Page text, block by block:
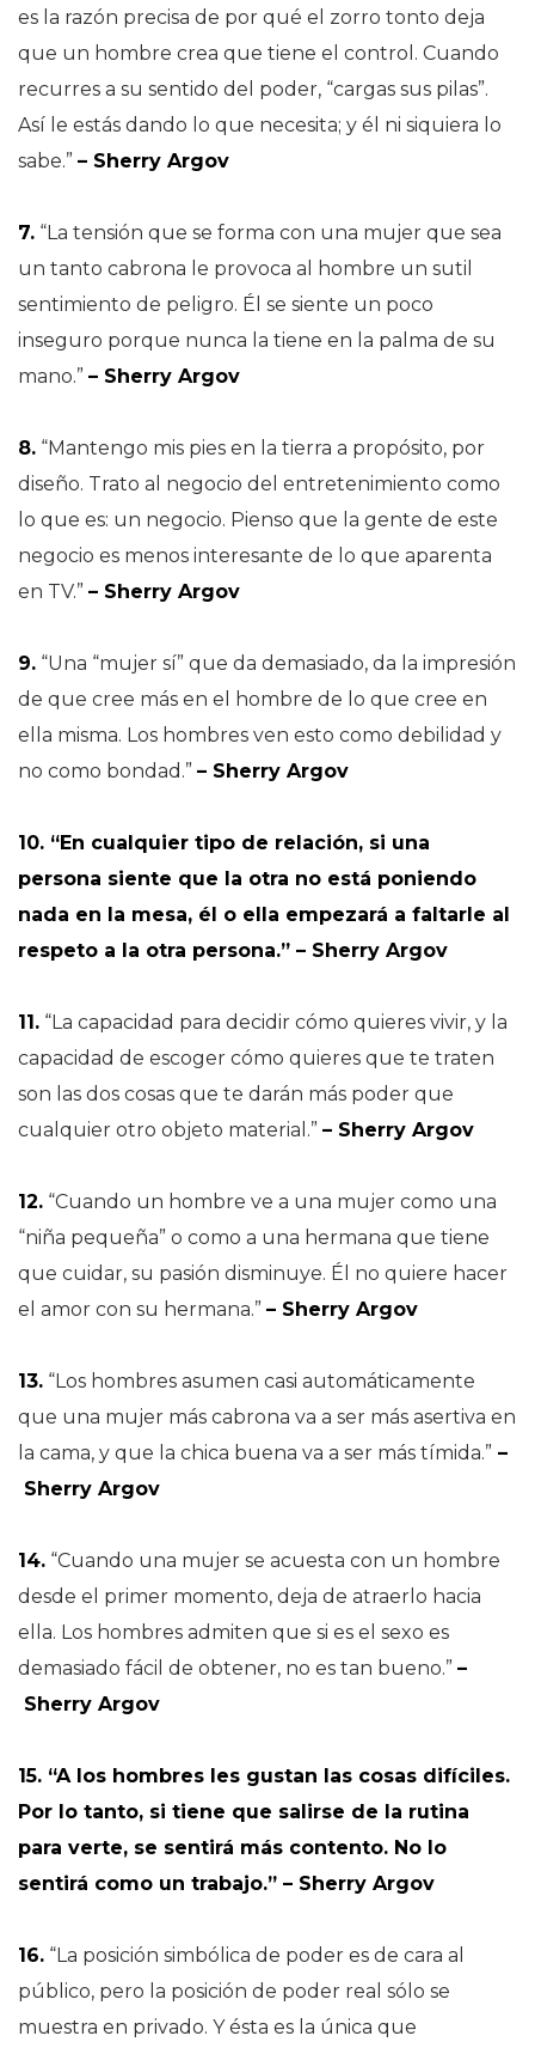
es la razón precisa de por qué el zorro tonto deja
que un hombre crea que tiene el control. Cuando
recurres a su sentido del poder, “cargas sus pilas”.
Así le estás dando lo que necesita; y él ni siquiera lo
sabe.” – Sherry Argov
7. “La tensión que se forma con una mujer que sea
un tanto cabrona le provoca al hombre un sutil
sentimiento de peligro. Él se siente un poco
inseguro porque nunca la tiene en la palma de su
mano.” – Sherry Argov
8. “Mantengo mis pies en la tierra a propósito, por
diseño. Trato al negocio del entretenimiento como
lo que es: un negocio. Pienso que la gente de este
negocio es menos interesante de lo que aparenta
en TV.” – Sherry Argov
9. “Una “mujer sí” que da demasiado, da la impresión
de que cree más en el hombre de lo que cree en
ella misma. Los hombres ven esto como debilidad y
no como bondad.” – Sherry Argov
10. “En cualquier tipo de relación, si una
persona siente que la otra no está poniendo
nada en la mesa, él o ella empezará a faltarle al
respeto a la otra persona.” – Sherry Argov
11. “La capacidad para decidir cómo quieres vivir, y la
capacidad de escoger cómo quieres que te traten
son las dos cosas que te darán más poder que
cualquier otro objeto material.” – Sherry Argov
12. “Cuando un hombre ve a una mujer como una
“niña pequeña” o como a una hermana que tiene
que cuidar, su pasión disminuye. Él no quiere hacer
el amor con su hermana.” – Sherry Argov
13. “Los hombres asumen casi automáticamente
que una mujer más cabrona va a ser más asertiva en
la cama, y que la chica buena va a ser más tímida.” –
Sherry Argov
14. “Cuando una mujer se acuesta con un hombre
desde el primer momento, deja de atraerlo hacia
ella. Los hombres admiten que si es el sexo es
demasiado fácil de obtener, no es tan bueno.” –
Sherry Argov
15. “A los hombres les gustan las cosas difíciles.
Por lo tanto, si tiene que salirse de la rutina
para verte, se sentirá más contento. No lo
sentirá como un trabajo.” – Sherry Argov
16. “La posición simbólica de poder es de cara al
público, pero la posición de poder real sólo se
muestra en privado. Y ésta es la única que